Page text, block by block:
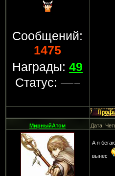
Сообщений:
1475
Награды: 49
Статус:
МирныйАтом Дата:
А я
вынес